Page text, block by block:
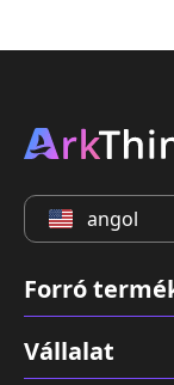
angol
Forró
Vállalat